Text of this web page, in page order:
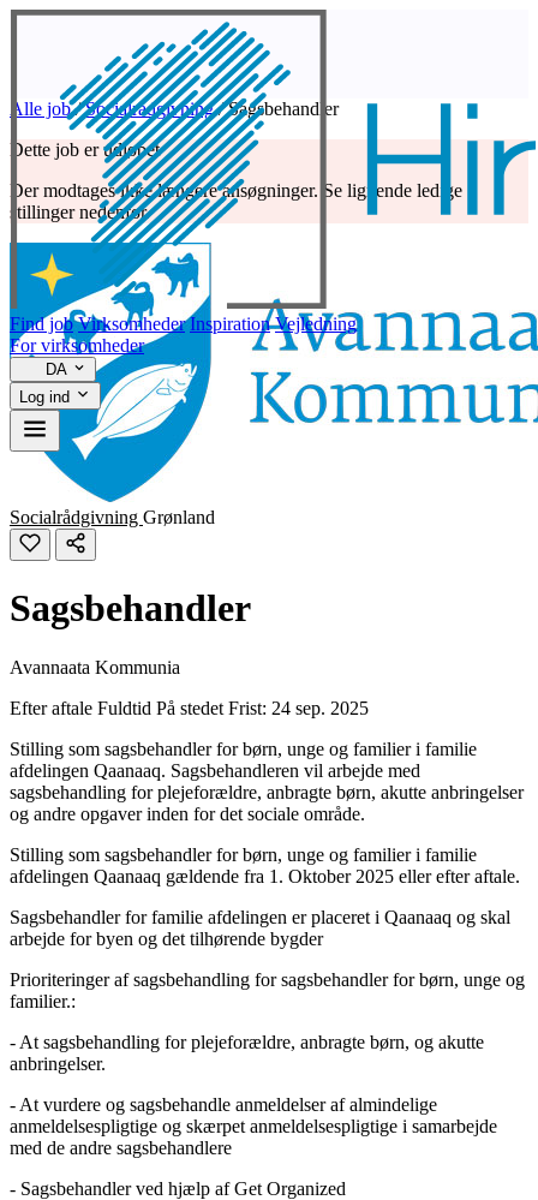
Find job Virksomheder Inspiration Vejledning
For virksomheder
DA
Log ind
Alle job / Socialrådgivning / Sagsbehandler
Dette job er udløbet
Der modtages ikke længere ansøgninger. Se lignende ledige
stillinger nedenfor.
Socialrådgivning Grønland
Sagsbehandler
Avannaata Kommunia
Efter aftale Fuldtid På stedet Frist: 24 sep. 2025
Stilling som sagsbehandler for børn, unge og familier i familie
afdelingen Qaanaaq. Sagsbehandleren vil arbejde med
sagsbehandling for plejeforældre, anbragte børn, akutte anbringelser
og andre opgaver inden for det sociale område.
Stilling som sagsbehandler for børn, unge og familier i familie
afdelingen Qaanaaq gældende fra 1. Oktober 2025 eller efter aftale.
Sagsbehandler for familie afdelingen er placeret i Qaanaaq og skal
arbejde for byen og det tilhørende bygder
Prioriteringer af sagsbehandling for sagsbehandler for børn, unge og
familier.:
- At sagsbehandling for plejeforældre, anbragte børn, og akutte
anbringelser.
- At vurdere og sagsbehandle anmeldelser af almindelige
anmeldelsespligtige og skærpet anmeldelsespligtige i samarbejde
med de andre sagsbehandlere
- Sagsbehandler ved hjælp af Get Organized